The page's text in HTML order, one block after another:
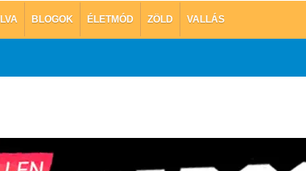
BLOGOK ÉLETMÓD ZÖLD VALLÁS